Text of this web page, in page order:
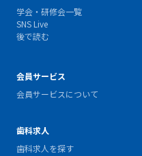
学会・研修会一覧
SNS Live
後で読む
会員サービス
会員サービスについて
歯科求人
歯科求人を探す